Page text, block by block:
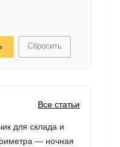
Сбросить
Все статьи
для склада и
— ночная